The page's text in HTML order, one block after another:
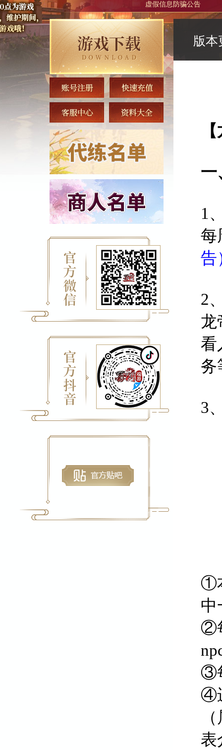
虚假信息防骗公告
版本
一
1
每
告
2
龙
看
务
3
①
中
②
③
④
表